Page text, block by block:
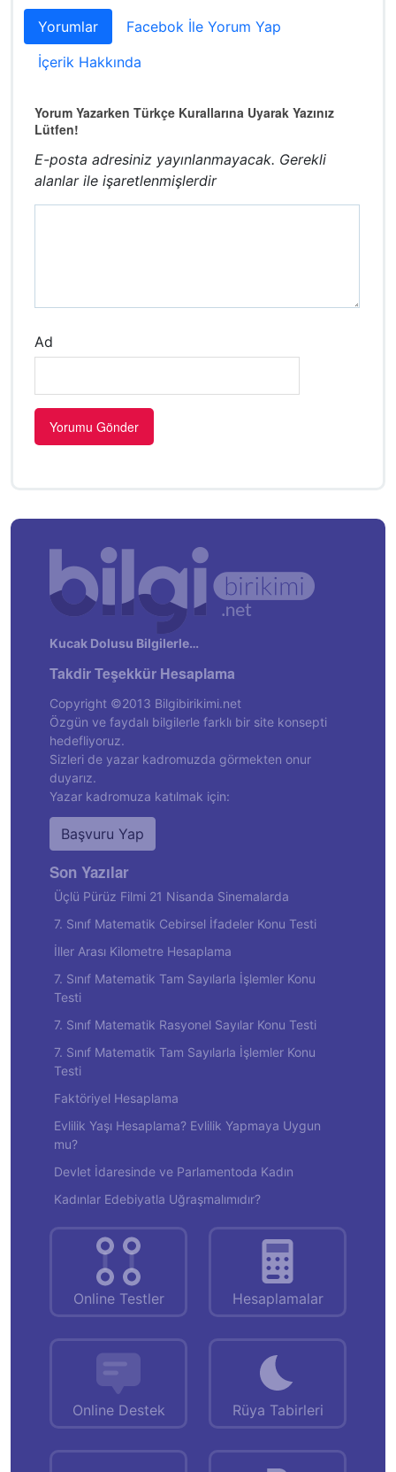
Yorumlar
Facebok İle Yorum Yap
İçerik Hakkında
Yorum Yazarken Türkçe Kurallarına Uyarak Yazınız
Lütfen!
E-posta adresiniz yayınlanmayacak. Gerekli
alanlar ile işaretlenmişlerdir
Ad
Kucak Dolusu Bilgilerle…
Takdir Teşekkür Hesaplama
Copyright ©2013 Bilgibirikimi.net
Özgün ve faydalı bilgilerle farklı bir site konsepti
hedefliyoruz.
Sizleri de yazar kadromuzda görmekten onur
duyarız.
Yazar kadromuza katılmak için:
Başvuru Yap
Son Yazılar
Üçlü Pürüz Filmi 21 Nisanda Sinemalarda
7. Sınıf Matematik Cebirsel İfadeler Konu Testi
İller Arası Kilometre Hesaplama
7. Sınıf Matematik Tam Sayılarla İşlemler Konu
Testi
7. Sınıf Matematik Rasyonel Sayılar Konu Testi
7. Sınıf Matematik Tam Sayılarla İşlemler Konu
Testi
Faktöriyel Hesaplama
Evlilik Yaşı Hesaplama? Evlilik Yapmaya Uygun
mu?
Devlet İdaresinde ve Parlamentoda Kadın
Kadınlar Edebiyatla Uğraşmalımıdır?
Online Testler Hesaplamalar
Online Destek Rüya Tabirleri